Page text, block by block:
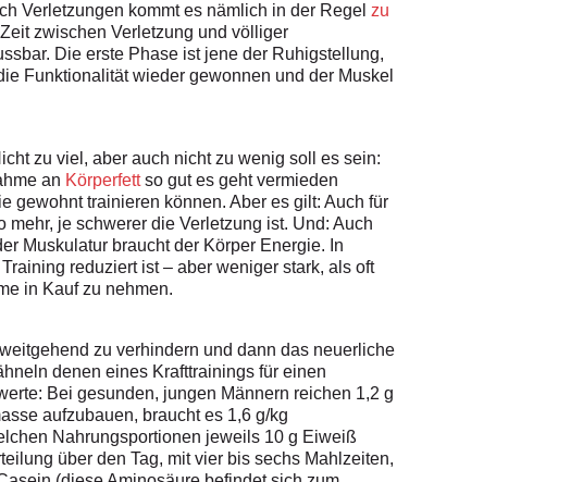
Verletzungen kommt es nämlich in der Regel zu
zwischen Verletzung und völliger
Die erste Phase ist jene der Ruhigstellung,
Funktionalität wieder gewonnen und der Muskel
zu viel, aber auch nicht zu wenig soll es sein:
an Körperfettso gut es geht vermieden
gewohnt trainieren können. Aber es gilt: Auch für
je schwerer die Verletzung ist. Und: Auch
Muskulatur braucht der Körper Energie. In
reduziert ist – aber weniger stark, als oft
in Kauf zu nehmen.
zu verhindern und dann das neuerliche
denen eines Krafttrainings für einen
Bei gesunden, jungen Männern reichen 1,2 g
aufzubauen, braucht es 1,6 g/kg
Nahrungsportionen jeweils 10 g Eiweiß
über den Tag, mit vier bis sechs Mahlzeiten,